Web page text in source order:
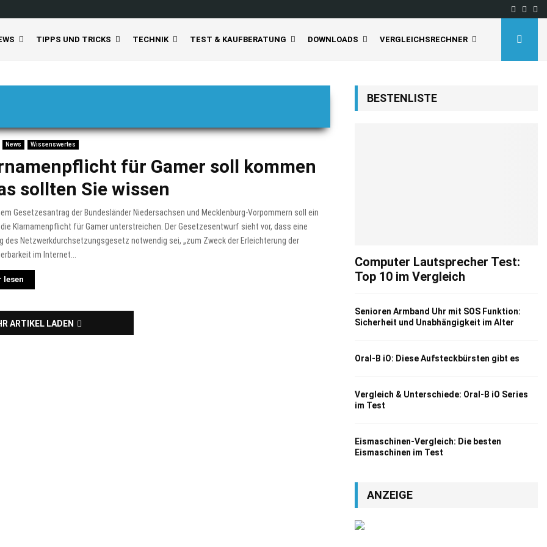
TIPPS UND TRICKS TECHNIK TEST & KAUFBERATUNG DOWNLOADS VERGLEICHSRECHNER
News Wissenswertes
für Gamer soll kommen
sollten Sie wissen
Gesetzesantrag der Bundesländer Niedersachsen und Mecklenburg-Vorpommern soll ein
Klarnamenpflicht für Gamer unterstreichen. Der Gesetzesentwurf sieht vor, dass eine
des Netzwerkdurchsetzungsgesetz notwendig sei, „zum Zweck der Erleichterung der
im Internet...
lesen
ARTIKEL LADEN
BESTENLISTE
Computer Lautsprecher Test:
Top 10 im Vergleich
Senioren Armband Uhr mit SOS Funktion:
Sicherheit und Unabhängigkeit im Alter
Oral-B iO: Diese Aufsteckbürsten gibt es
Vergleich & Unterschiede: Oral-B iO Series
im Test
Eismaschinen-Vergleich: Die besten
Eismaschinen im Test
ANZEIGE